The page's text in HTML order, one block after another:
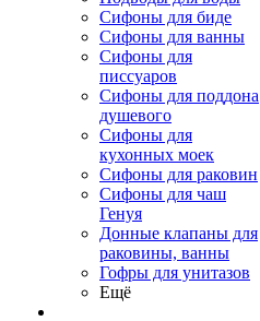
Сифоны для биде
Сифоны для ванны
Сифоны для
писсуаров
Сифоны для поддона
душевого
Сифоны для
кухонных моек
Сифоны для раковин
Сифоны для чаш
Генуя
Донные клапаны для
раковины, ванны
Гофры для унитазов
Ещё